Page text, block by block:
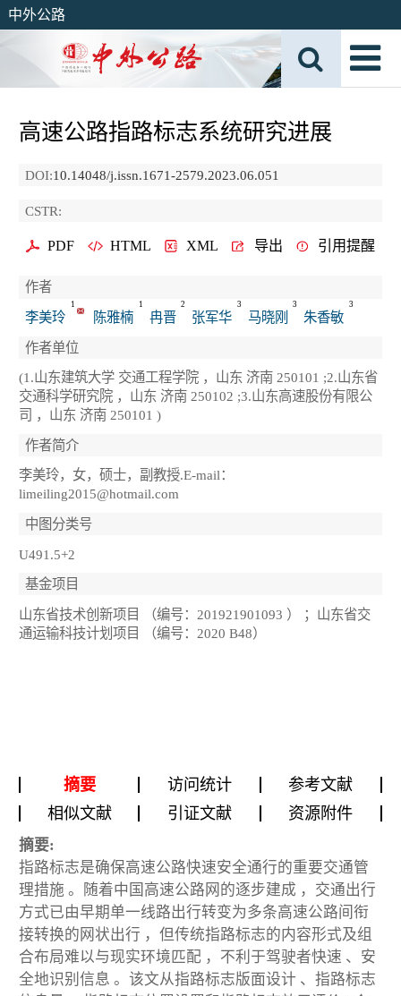
中外公路
高速公路指路标志系统研究进展
DOI:10.14048/j.issn.1671-2579.2023.06.051
CSTR:
PDF HTML XML 导出 引用提醒
作者
李美玲
1
陈雅楠
1
冉晋
2
张军华
3
马晓刚
3
朱香敏
3
作者单位
(1.山东建筑大学 交通工程学院 ，山东 济南 250101 ;2.山东省
交通科学研究院 ，山东 济南 250102 ;3.山东高速股份有限公
司 ，山东 济南 250101 )
作者简介
李美玲，女，硕士，副教授.E-mail：
limeiling2015@hotmail.com
中图分类号
U491.5+2
基金项目
山东省技术创新项目 （编号：201921901093 ） ；山东省交
通运输科技计划项目 （编号：2020 B48）
摘要 访问统计
参考文献
相似文献
引证文献 资源附件
摘要:
指路标志是确保高速公路快速安全通行的重要交通管
理措施 。随着中国高速公路网的逐步建成 ，交通出行
方式已由早期单一线路出行转变为多条高速公路间衔
接转换的网状出行 ，但传统指路标志的内容形式及组
合布局难以与现实环境匹配 ，不利于驾驶者快速 、安
全地识别信息 。该文从指路标志版面设计 、指路标志